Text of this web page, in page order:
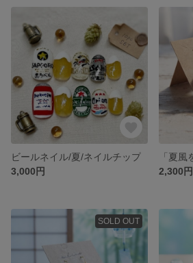
ビールネイル/夏/ネイルチップ
3,000円
2,300円
SOLD OUT